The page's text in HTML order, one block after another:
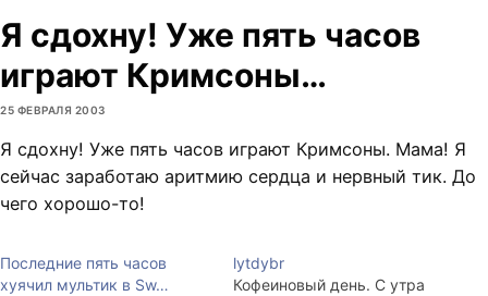
Я сдохну! Уже пять часов
играют Кримсоны…
25 ФЕВРАЛЯ 2003
Я сдохну! Уже пять часов играют Кримсоны. Мама! Я
сейчас заработаю аритмию сердца и нервный тик. До
чего хорошо-то!
Последние пять часов
хуячил мультик в Sw…
lytdybr
Кофеиновый день. С утра